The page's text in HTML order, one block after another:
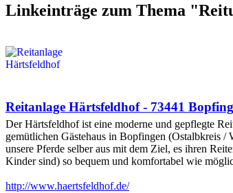
Linkeinträge zum Thema
Reitanlage Härtsfeldhof - 73441
Der Härtsfeldhof ist eine moderne und gepflegte
gemütlichen Gästehaus in Bopfingen (Ostalbkreis /
unsere Pferde selber aus mit dem Ziel, es ihren
Kinder sind) so bequem und komfortabel wie
http://www.haertsfeldhof.de/